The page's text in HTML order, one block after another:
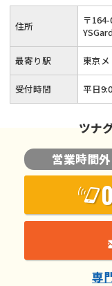
持ちに寄り添って親
住所 〒164-
最寄り駅 東京
受付時間 平日
ツナ
営業時間外
専